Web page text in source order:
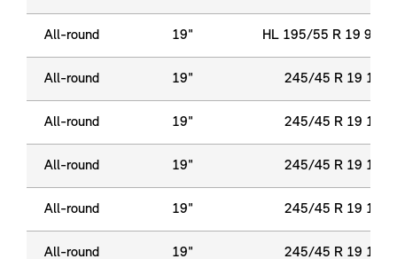
All-round 19" HL 195/55 R 19 97 H
All-round 19" 245/45 R 19 102
All-round 19" 245/45 R 19 102
All-round 19" 245/45 R 19 102
All-round 19" 245/45 R 19 102
All-round 19" 245/45 R 19 102